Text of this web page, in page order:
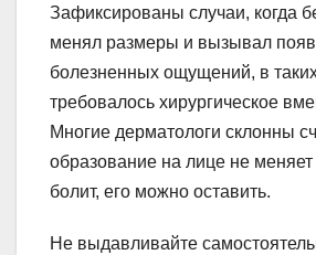
Зафиксированы случаи, когда
менял размеры и вызывал
болезненных ощущений, в
требовалось хирургическое
Многие дерматологи склонны
образование на лице не
болит, его можно оставить.
Не выдавливайте